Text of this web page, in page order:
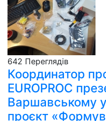
642 Пере­гля­дів
Координатор
EUROPROC
Варшавському
проєкт